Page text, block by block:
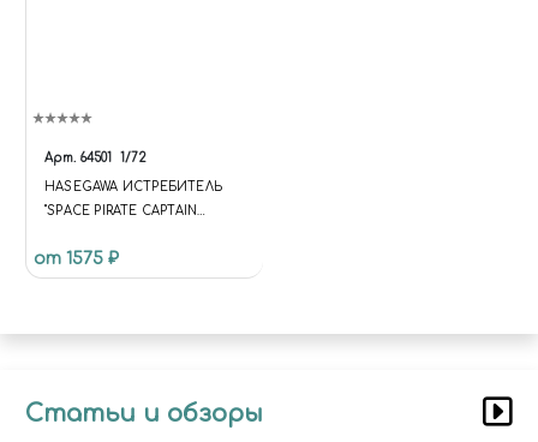
Арт. 64501 1/72
HASEGAWA ИСТРЕБИТЕЛЬ
"SPACE PIRATE CAPTAIN
190
от 1575 ₽
Статьи и обзоры